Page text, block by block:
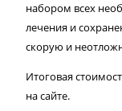
набором всех
лечения и
скорую и
Итоговая
на сайте.